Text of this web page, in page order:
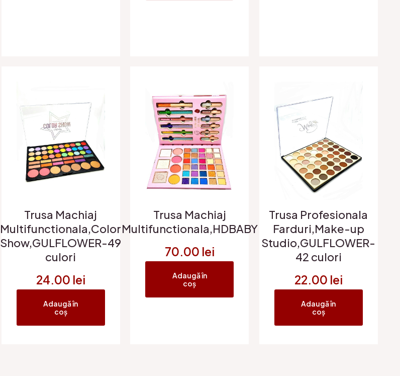
Trusa Machiaj
Multifunctionala,Color
Show,GULFLOWER-49
culori
24.00 lei
Adaugă în
coș
Trusa Machiaj
Multifunctionala,HDBABY
70.00 lei
Adaugă în
coș
Trusa Profesionala
Farduri,Make-up
Studio,GULFLOWER-
42 culori
22.00 lei
Adaugă în
coș